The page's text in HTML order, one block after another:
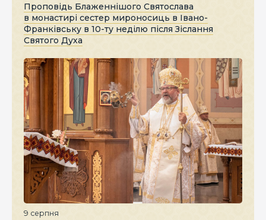
Проповідь Блаженнішого Святослава
в монастирі сестер мироносиць в Івано-
Франківську в 10-ту неділю після Зіслання
Святого Духа
9 серпня